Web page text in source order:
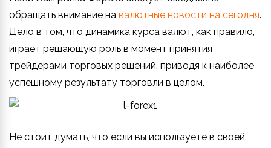
обращать внимание на валютные новости на сегодня.
Дело в том, что динамика курса валют, как правило,
играет решающую роль в момент принятия
трейдерами торговых решений, приводя к наиболее
успешному результату торговли в целом.
Не стоит думать, что если вы используете в своей